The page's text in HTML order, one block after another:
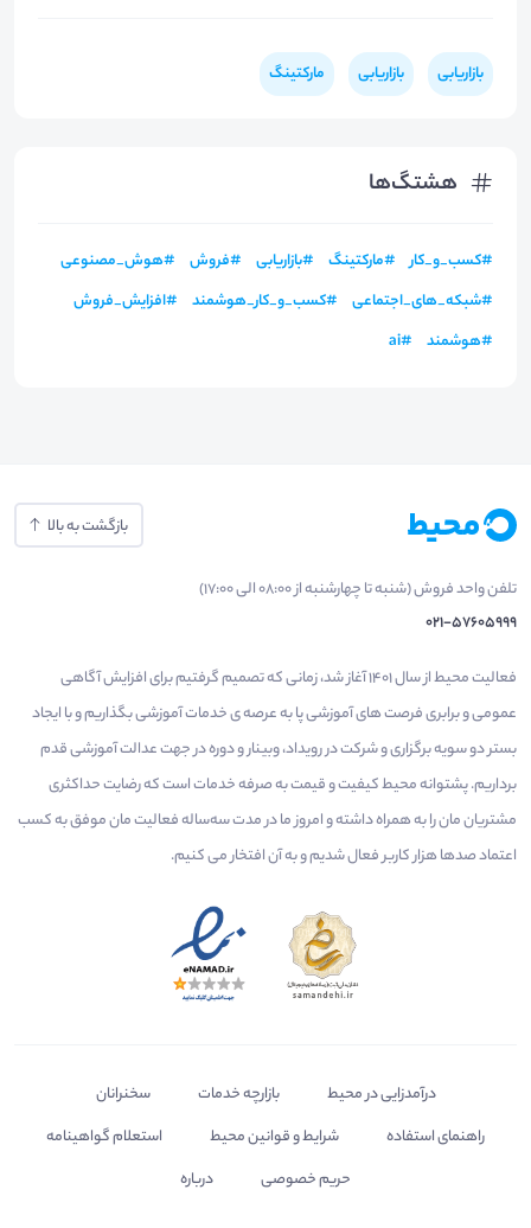
بازاریابی بازاریابی مارکتینگ
هشتگ‌ها
#کسب_و_کار #مارکتینگ #بازاریابی #فروش #هوش_مصنوعی
#شبکه_های_اجتماعی #کسب_و_کار_هوشمند #افزایش_فروش
#هوشمند #
ai
بازگشت به بالا
تلفن واحد فروش (شنبه تا چهارشنبه از 08:00 الی 17:00)
021-57605999
فعالیت محیط از سال 1401 آغاز شد، زمانی که تصمیم گرفتیم برای افزایش آگاهی
عمومی و برابری فرصت های آموزشی پا به عرصه ی خدمات آموزشی بگذاریم و با ایجاد
بستر دو سویه برگزاری و شرکت در رویداد، وبینار و دوره در جهت عدالت آموزشی قدم
برداریم. پشتوانه محیط کیفیت و قیمت به صرفه خدمات است که رضایت حداکثری
مشتریان مان را به همراه داشته و امروز ما در مدت سه‌ساله فعالیت مان موفق به کسب
اعتماد صدها هزار کاربر فعال شدیم و به آن افتخار می‌ کنیم.
درآمدزایی در محیط بازارچه خدمات
سخنرانان
راهنمای استفاده
شرایط و قوانین محیط
استعلام گواهینامه
حریم خصوصی
درباره